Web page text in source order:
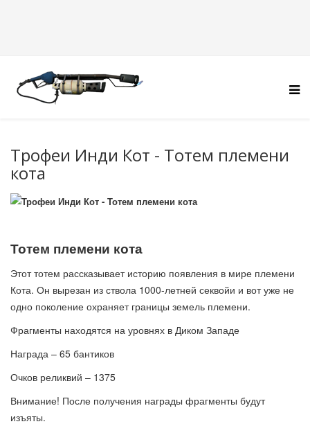
Трофеи Инди Кот - Тотем племени
кота
Тотем племени кота
Этот тотем рассказывает историю появления в мире племени
Кота. Он вырезан из ствола 1000-летней секвойи и вот уже не
одно поколение охраняет границы земель племени.
Фрагменты находятся на уровнях в Диком Западе
Награда – 65 бантиков
Очков реликвий – 1375
Внимание! После получения награды фрагменты будут
изъяты.